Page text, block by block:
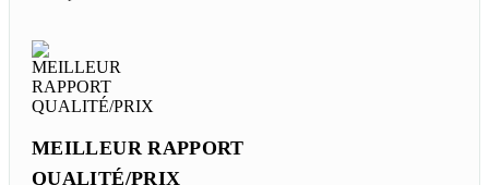
EXPERT LOCAL VOYAGE
PERSONNALISÉ
Voyage sur mesure au prix d'origine